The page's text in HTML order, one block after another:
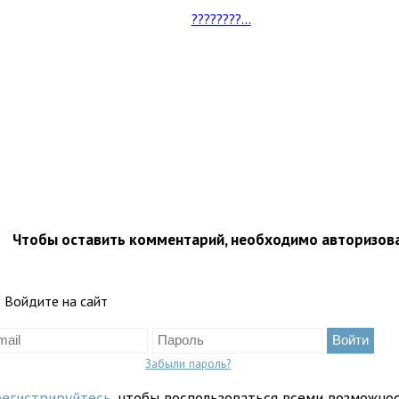
????????...
Чтобы оставить комментарий, необходимо
Войдите на сайт
Забыли пароль?